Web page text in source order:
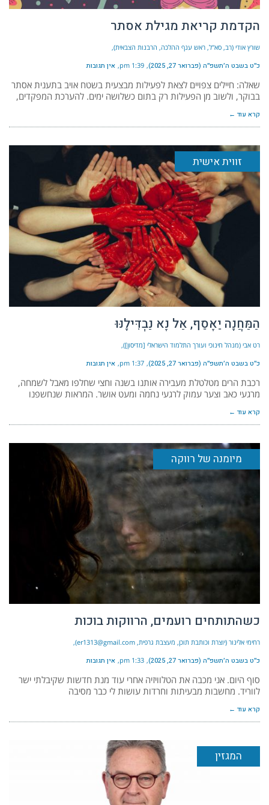
הקדמת קריאת מגילת אסתר
שורץ אודי (רב, סא"ל, ראש ענף ההלכה, הרבנות הצבאית)
כ״ט בשבט ה׳תשפ״ה (פברואר 27, 2025) 1:39 pm אין תגובות
שאלה: חיילים צפויים לצאת לפעילות מבצעית בשטח אויב בתענית אסתר
בבוקר, ולשוב מן הפעילות רק בתום כשלושה ימים. להערכת המפקדים,
קרא עוד ←
זווית אישית
הַמַּחֲנֶה יֵאָסֵף, אַל נָא נַבְדִּילֶנּוּ
רט אבי (מנהל חינוכי ועורך התלמוד הישראלי [מדיסון])
כ״ט בשבט ה׳תשפ״ה (פברואר 27, 2025) 1:37 pm אין תגובות
רכבת הרים מטלטלת מעבירה אותנו בשנה וחצי שחלפו מאבל לשמחה,
מרגעי כאב וצער עמוק לרגעי נחמה ומעט אושר. המראות שנחשפנו
קרא עוד ←
מיומנה של רווקה
כשהתותחים רועמים, הרווקות בוכות
רחימי אלינור (יוצרת וכותבת תוכן, מעצבת גרפית, er1313@gmail.com)
כ״ט בשבט ה׳תשפ״ה (פברואר 27, 2025) 1:33 pm אין תגובות
סוף היום. אני מכבה את הטלוויזיה אחרי עוד מנת חדשות שקיבלתי ישר
לווריד. מחשבות מבעיתות וחרדות עושות לי כבר מסיבה
קרא עוד ←
המגזין